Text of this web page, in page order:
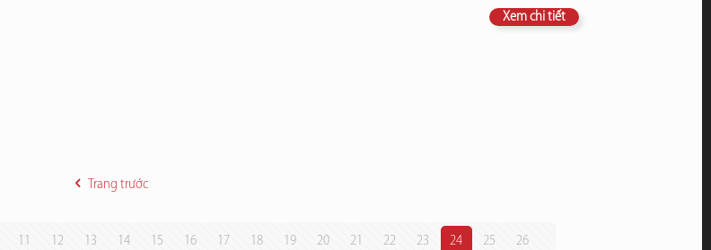
Xem chi tiết
Trang trước
11 12 13 14 15 16 17 18 19 20 21 22 23 24 25 26